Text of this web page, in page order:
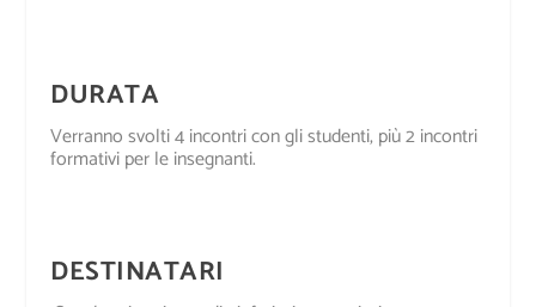
DURATA
Verranno svolti 4 incontri con gli studenti, più 2 incontri
formativi per le insegnanti.
DESTINATARI